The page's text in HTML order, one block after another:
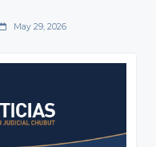
May 29, 2026